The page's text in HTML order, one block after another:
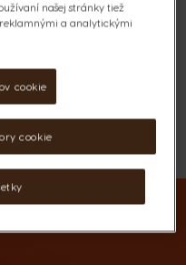
PRIANÍ
Želaní
našej stránky tiež
a analytickými
cookie
cookie